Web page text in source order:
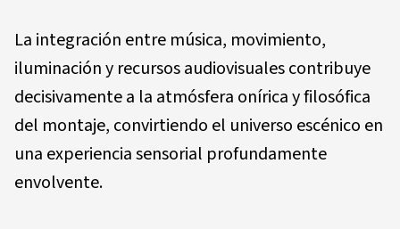
La integración entre música, movimiento,
iluminación y recursos audiovisuales contribuye
decisivamente a la atmósfera onírica y filosófica
del montaje, convirtiendo el universo escénico en
una experiencia sensorial profundamente
envolvente.